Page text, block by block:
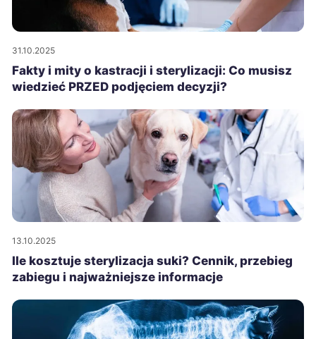
31.10.2025
Fakty i mity o kastracji i sterylizacji: Co musisz
wiedzieć PRZED podjęciem decyzji?
13.10.2025
Ile kosztuje sterylizacja suki? Cennik, przebieg
zabiegu i najważniejsze informacje